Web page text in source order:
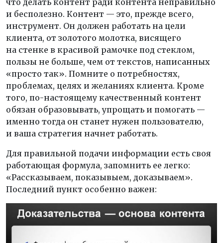
что делать контент ради контента неправильно
и бесполезно. Контент — это, прежде всего,
инструмент. Он должен работать на цели
клиента, от золотого молотка, висящего
на стенке в красивой рамочке под стеклом,
пользы не больше, чем от текстов, написанных
«просто так». Помните о потребностях,
проблемах, целях и желаниях клиента. Кроме
того, по-настоящему качественный контент
обязан образовывать, упрощать и помогать —
именно тогда он станет нужен пользователю,
и ваша стратегия начнет работать.
Для правильной подачи информации есть своя
работающая формула, запомнить ее легко:
«Рассказываем, показывыем, доказываем».
Последний пункт особенно важен: